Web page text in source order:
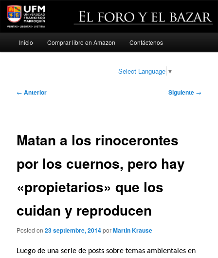
Ir
Inicio Comprar libro en Amazon Contáctenos
Select Language ▼
Navegación
← Anterior Siguiente →
Matan a los rinocerontes
por los cuernos, pero hay
«propietarios» que los
cuidan y reproducen
Posted on23 septiembre, 2014porMartin Krause
Luego de una serie de posts sobre temas ambientales en